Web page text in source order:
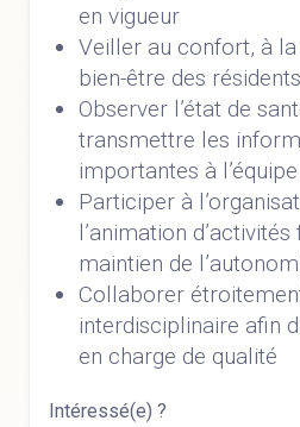
en vigueur
Veiller au confort, à
bien-être des résidents
Observer l’état de
transmettre les
importantes à
Participer à
l’animation
maintien de
Collaborer
interdisciplinaire afin
en charge de qualité
Intéressé(e) ?